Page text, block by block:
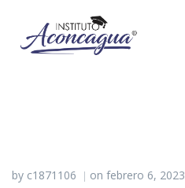
by c1871106 | on febrero 6, 2023